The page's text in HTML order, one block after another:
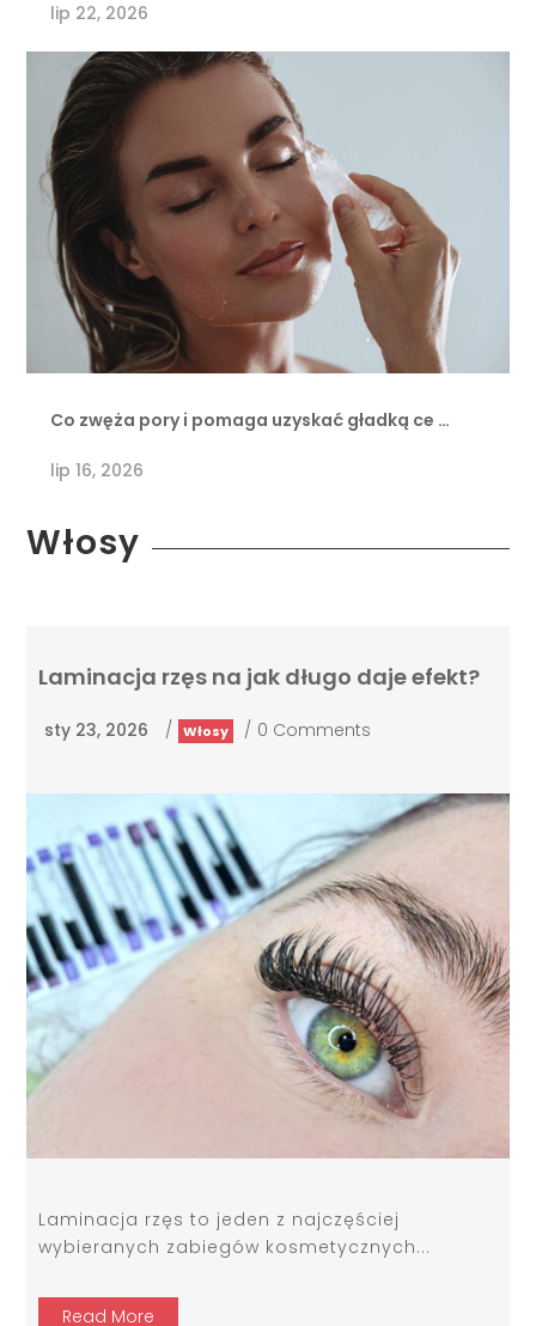
lip 22, 2026
Co zwęża pory i pomaga uzyskać gładką ce …
lip 16, 2026
Włosy
Laminacja rzęs na jak długo daje efekt?
sty 23, 2026 / Włosy / 0 Comments
Laminacja rzęs to jeden z najczęściej
wybieranych zabiegów kosmetycznych...
Read More